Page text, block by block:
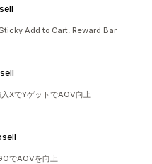
Add to Cart, Reward Bar
XでYゲットでAOV向上
でAOVを向上